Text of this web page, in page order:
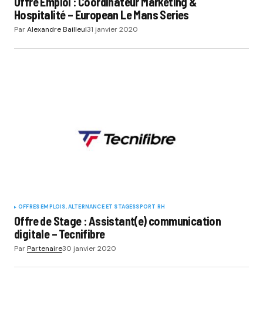
Hospitalité – European Le Mans Series
ParAlexandre Bailleul31 janvier 2020
OFFRES EMPLOIS, ALTERNANCE ET STAGESSPORT RH
Offre de Stage : Assistant(e) communication
digitale – Tecnifibre
ParPartenaire30 janvier 2020